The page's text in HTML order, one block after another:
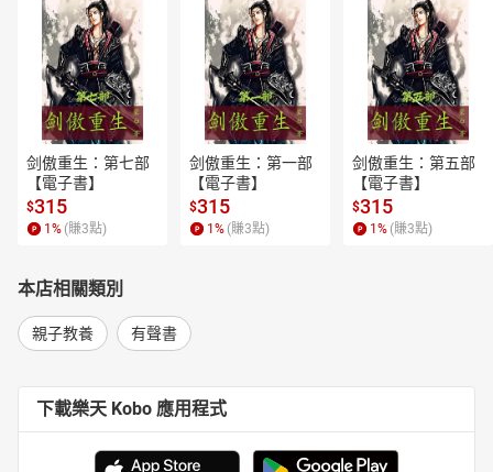
剑傲重生：第七部
【電子書】
$315
1 % (賺3點)
剑傲重生：第一部
【電子書】
$315
1 % (賺3點)
剑傲重生：第五部
【電子書】
$315
1 % (賺3點)
本店相關類別
親子教養 有聲書
下載樂天 Kobo 應用程式